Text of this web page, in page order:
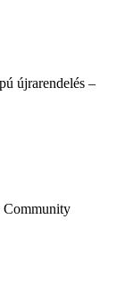
újrarendelés –
Community